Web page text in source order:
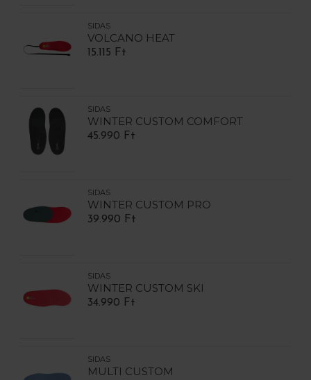
SIDAS
VOLCANO HEAT
15.115 Ft
SIDAS
WINTER CUSTOM COMFORT
45.990 Ft
SIDAS
WINTER CUSTOM PRO
39.990 Ft
SIDAS
WINTER CUSTOM SKI
34.990 Ft
SIDAS
MULTI CUSTOM